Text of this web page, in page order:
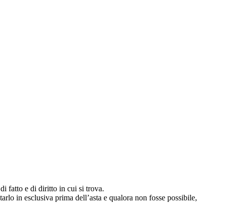
fatto e di diritto in cui si trova.
in esclusiva prima dell’asta e qualora non fosse possibile,